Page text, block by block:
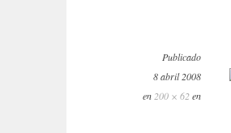
Publicado
8 abril 2008
en 200 × 62en